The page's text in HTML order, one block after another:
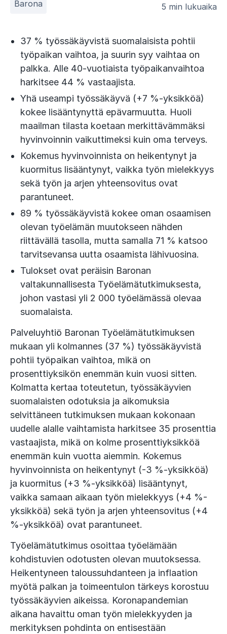
Barona 5 min lukuaika
37 % työssäkäyvistä suomalaisista pohtii
työpaikan vaihtoa, ja suurin syy vaihtaa on
palkka. Alle 40-vuotiaista työpaikanvaihtoa
harkitsee 44 % vastaajista.
Yhä useampi työssäkäyvä (+7 %-yksikköä)
kokee lisääntynyttä epävarmuutta. Huoli
maailman tilasta koetaan merkittävämmäksi
hyvinvoinnin vaikuttimeksi kuin oma terveys.
Kokemus hyvinvoinnista on heikentynyt ja
kuormitus lisääntynyt, vaikka työn mielekkyys
sekä työn ja arjen yhteensovitus ovat
parantuneet.
89 % työssäkäyvistä kokee oman osaamisen
olevan työelämän muutokseen nähden
riittävällä tasolla, mutta samalla 71 % katsoo
tarvitsevansa uutta osaamista lähivuosina.
Tulokset ovat peräisin Baronan
valtakunnallisesta Työelämätutkimuksesta,
johon vastasi yli 2 000 työelämässä olevaa
suomalaista.
Palveluyhtiö Baronan Työelämätutkimuksen
mukaan yli kolmannes (37 %) työssäkäyvistä
pohtii työpaikan vaihtoa, mikä on
prosenttiyksikön enemmän kuin vuosi sitten.
Kolmatta kertaa toteutetun, työssäkäyvien
suomalaisten odotuksia ja aikomuksia
selvittäneen tutkimuksen mukaan kokonaan
uudelle alalle vaihtamista harkitsee 35 prosenttia
vastaajista, mikä on kolme prosenttiyksikköä
enemmän kuin vuotta aiemmin. Kokemus
hyvinvoinnista on heikentynyt (-3 %-yksikköä)
ja kuormitus (+3 %-yksikköä) lisääntynyt,
vaikka samaan aikaan työn mielekkyys (+4 %-
yksikköä) sekä työn ja arjen yhteensovitus (+4
%-yksikköä) ovat parantuneet.
Työelämätutkimus osoittaa työelämään
kohdistuvien odotusten olevan muutoksessa.
Heikentyneen taloussuhdanteen ja inflaation
myötä palkan ja toimeentulon tärkeys korostuu
työssäkäyvien aikeissa. Koronapandemian
aikana havaittu oman työn mielekkyyden ja
merkityksen pohdinta on entisestään